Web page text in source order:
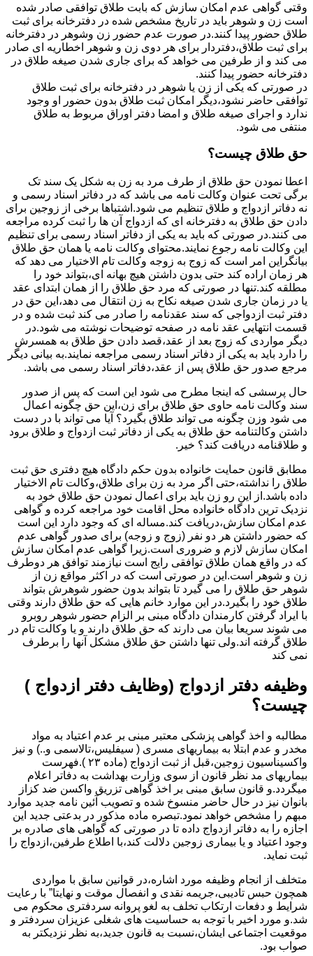
وقتی گواهی عدم امکان سازش که بابت طلاق توافقی صادر شده
است زن و شوهر باید در تاریخ مشخص شده در دفترخانه برای ثبت
طلاق حضور پیدا کنند.در صورت عدم حضور زن وشوهر در دفترخانه
برای ثبت طلاق،دفتردار برای هر دوی زن و شوهر اخطاریه ای صادر
می کند و از طرفین می خواهد که برای جاری شدن صیغه طلاق در
دفترخانه حضور پیدا کنند.
در صورتی که یکی از زن یا شوهر در دفترخانه برای ثبت طلاق
توافقی حاضر نشود،دیگر امکان ثبت طلاق بدون حضور او وجود
ندارد و اجرای صیغه طلاق و امضا دفتر اوراق مربوط به طلاق
منتفی می شود.
حق طلاق چیست؟
اعطا نمودن حق طلاق از طرف مرد به زن به شکل یک سند تک
برگی تحت عنوان وکالت نامه می باشد که در دفاتر اسناد رسمی و
نه دفاتر ازدواج و طلاق تنظیم می شود.اشتباها برخی از زوجین برای
دادن حق طلاق به دفترخانه ای که ازدواج آن ها را ثبت کرده مراجعه
می کنند.در صورتی که باید به یکی از دفاتر اسناد رسمی برای تنظیم
این وکالت نامه رجوع نمایند.محتوای وکالت نامه یا همان حق طلاق
بیانگراین امر است که زوج به زوجه وکالت تام الاختیار می دهد که
هر زمان اراده کند حتی بدون داشتن هیچ بهانه ای،بتواند خود را
مطلقه کند.تنها در صورتی که مرد حق طلاق را از همان ابتدای عقد
یا در زمان جاری شدن صیغه نکاح به زن انتقال می دهد،این حق در
دفتر ثبت ازدواجی که سند عقدنامه را صادر می کند ثبت شده و در
قسمت انتهایی عقد نامه در صفحه توضیحات نوشته می شود.در
دیگر مواردی که زوج بعد از عقد،قصد دادن حق طلاق به همسرش
را دارد باید به یکی از دفاتر اسناد رسمی مراجعه نمایند.به بیانی دیگر
مرجع صدور حق طلاق پس از عقد،دفاتر اسناد رسمی می باشد.
حال پرسشی که اینجا مطرح می شود این است که پس از صدور
سند وکالت نامه حاوی حق طلاق برای زن،این حق چگونه اعمال
می شود وزن چگونه می تواند طلاق بگیرد؟ آیا می تواند با در دست
داشتن وکالتنامه حق طلاق به یکی از دفاتر ثبت ازدواج و طلاق برود
و طلاقنامه دریافت کند؟ خیر.
مطابق قانون حمایت خانواده بدون حکم دادگاه هیچ دفتری حق ثبت
طلاق را نداشته،حتی اگر مرد به زن برای طلاق،وکالت تام الاختیار
داده باشد.از این رو زن باید برای اعمال نمودن حق طلاق خود به
نزدیک ترین دادگاه خانواده محل اقامت خود مراجعه کرده و گواهی
عدم امکان سازش،دریافت کند.مساله ای که وجود دارد این است
که حضور داشتن هر دو نفر (زوج و زوجه) برای صدور گواهی عدم
امکان سازش لازم و ضروری است.زیرا گواهی عدم امکان سازش
که در واقع همان طلاق توافقی رایج است نیازمند توافق هر دوطرف
زن و شوهر است.این در صورتی است که در اکثر مواقع زن از
شوهر حق طلاق را می گیرد تا بتواند بدون حضور شوهرش بتواند
طلاق خود را بگیرد.در این موارد خانم هایی که حق طلاق دارند وقتی
با ایراد گرفتن کارمندان دادگاه مبنی بر الزام حضور شوهر روبرو
می شوند سریعا بیان می دارند که حق طلاق دارند و یا وکالت تام در
طلاق گرفته اند.ولی تنها داشتن حق طلاق مشکل آنها را برطرف
نمی کند
وظیفه دفتر ازدواج (وظایف دفتر ازدواج )
چیست؟
مطالبه و اخذ گواهی پزشکی معتبر مبنی بر عدم اعتیاد به مواد
مخدر و عدم ابتلا به بیماریهای مسری ( سیفلیس،تالاسمی و..) و نیز
واکسیناسیون زوجین،قبل از ثبت ازدواج (ماده ۲۳ ).فهرست
بیماریهای مد نظر قانون از سوی وزارت بهداشت به دفاتر اعلام
میگردد.و قانون سابق مبنی بر اخذ گواهی تزریق واکسن ضد کزاز
بانوان نیز در حال حاضر منسوخ شده و تصویب آئین نامه جدید موارد
مبهم را مشخص خواهد نمود.تبصره ماده مذکور در بدعتی جدید این
اجازه را به دفاتر ازدواج داده تا در صورتی که گواهی های صادره بر
وجود اعتیاد و یا بیماری زوجین دلالت کند،با اطلاع طرفین،ازدواج را
ثبت نماید.
متخلف از انجام وظیفه مورد اشاره،در قوانین سابق با مواردی
همچون حبس تادیبی،جریمه نقدی و انفصال موقت و نهایتا” با رعایت
شرایط و دفعات ارتکاب تخلف به لغو پروانه سردفتری محکوم می
شد.و مورد اخیر با توجه به حساسیت های شغلی عزیزان سردفتر و
موقعیت اجتماعی ایشان،نسبت به قانون جدید،به نظر نزدیکتر به
صواب بود.